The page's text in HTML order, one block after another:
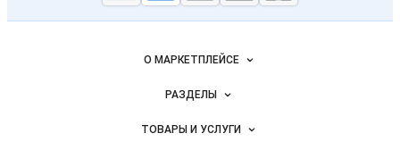
Молочная
промышленность
Milknet.ru
Важные разделы и контакты
Навигация по сайтуО МАРКЕТПЛЕЙСЕ
Новости Milknet.ru
Размещение рекламы
РАЗДЕЛЫ
Объявления
ТОВАРЫ И УСЛУГИ